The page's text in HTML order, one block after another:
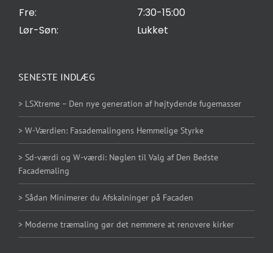
Fre:
7:30-15:00
Lør-Søn:
Lukket
SENESTE INDLÆG
> LSXtreme – Den nye generation af højtydende fugemasser
> W-Værdien: Fasademalingens Hemmelige Styrke
> Sd-værdi og W-værdi: Nøglen til Valg af Den Bedste
Facademaling
> Sådan Minimerer du Afskalninger på Facaden
> Moderne træmaling gør det nemmere at renovere kirker
Oplevelse
skal fungere
dit besøg.
Hvis du
nægter disse
cookies,
forsvinder
nogle